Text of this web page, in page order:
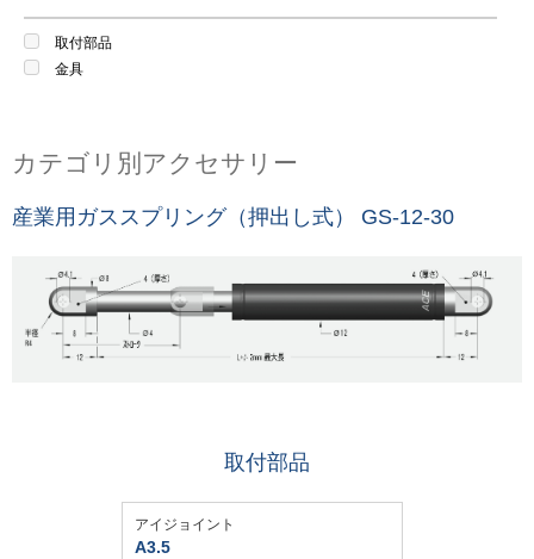
取付部品
金具
カテゴリ別アクセサリー
産業用ガススプリング（押出し式） GS-12-30
取付部品
アイジョイント
A3.5